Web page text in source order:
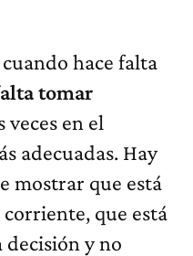
hace falta
tomar
veces en el
adecuadas. Hay
mostrar que está
que está
decisión y no